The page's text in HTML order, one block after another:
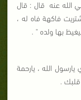
الله عنه قال : قال
فاكهة فاه له ،
بها ولده " .
الله ، يارحمة
قلبك .